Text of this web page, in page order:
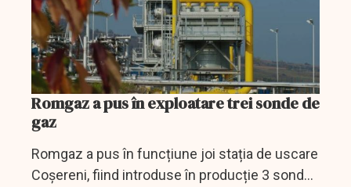
Romgaz a pus în exploatare trei sonde de
gaz
Romgaz a pus în funcțiune joi stația de uscare
Coșereni, fiind introduse în producție 3 sonde,